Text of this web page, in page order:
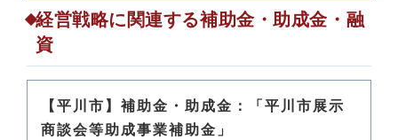
経営戦略に関連する補助金・助成金・融
資
【平川市】補助金・助成金：「平川市展示
商談会等助成事業補助金」